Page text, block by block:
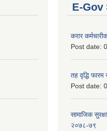
E-Gov
करार
Post date:
तह वृद्धि फारम
Post date:
सामाजिक
२०७८-७९